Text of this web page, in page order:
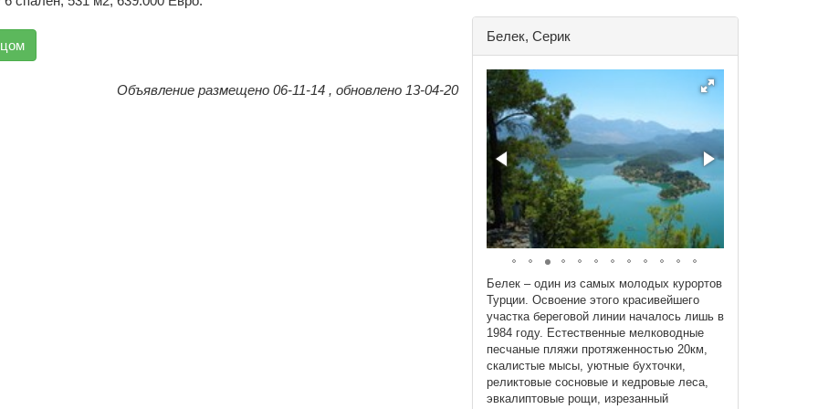
Объявление размещено 06-11-14 , обновлено 13-04-20
Белек, Серик
Белек – один из самых молодых курортов
Турции. Освоение этого красивейшего
участка береговой линии началось лишь в
1984 году. Естественные мелководные
песчаные пляжи протяженностью 20км,
скалистые мысы, уютные бухточки,
реликтовые сосновые и кедровые леса,
эвкалиптовые рощи, изрезанный